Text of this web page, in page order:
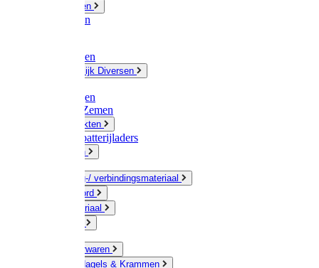
Olie / Vetten
Chemicalien
Plasticzakken
Huishoudelijk Diversen
Zaksluitingen
Sponzen / Zemen
Zeepprodukten
Batterij & batterijladers
Zaklampen
Verpakking-/ verbindingsmateriaal
Touw / Koord
Afdekmateriaal
Kleine ijzerwaren
Spijkers, Nagels & Krammen